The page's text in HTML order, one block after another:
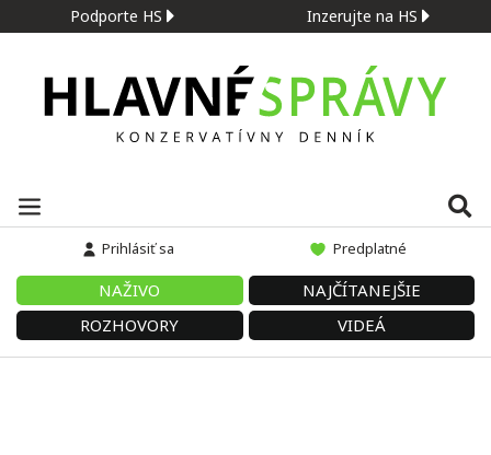
Podporte HS Inzerujte na HS
Prihlásiť sa Predplatné
NAŽIVO
NAJČÍTANEJŠIE
ROZHOVORY
VIDEÁ